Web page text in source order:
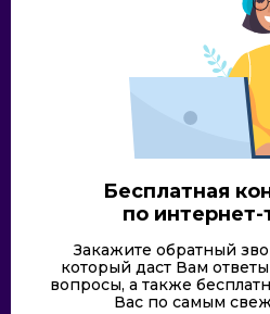
Бесплатная
по
Закажите обратный
который даст Вам
вопросы, а также
Вас по самым